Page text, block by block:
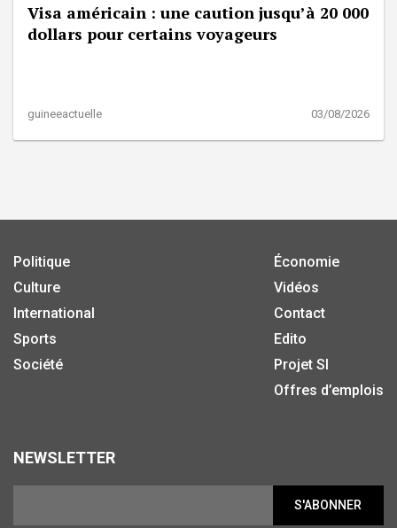
Visa américain : une caution jusqu’à 20 000
dollars pour certains voyageurs
guineeactuelle 03/08/2026
Politique
Culture
International
Sports
Société
Économie
Vidéos
Contact
Edito
Projet SI
Offres d’emplois
NEWSLETTER
S'ABONNER